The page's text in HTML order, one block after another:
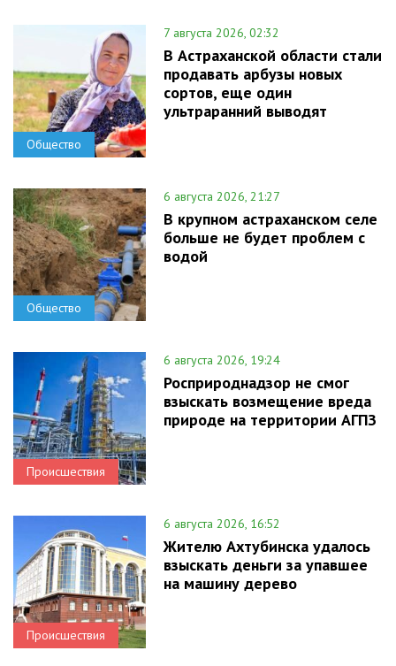
Общество
7 августа 2026, 02:32
В Астраханской области стали
продавать арбузы новых
сортов, еще один
ультраранний выводят
Общество
6 августа 2026, 21:27
В крупном астраханском селе
больше не будет проблем с
водой
Происшествия
6 августа 2026, 19:24
Росприроднадзор не смог
взыскать возмещение вреда
природе на территории АГПЗ
Происшествия
6 августа 2026, 16:52
Жителю Ахтубинска удалось
взыскать деньги за упавшее
на машину дерево